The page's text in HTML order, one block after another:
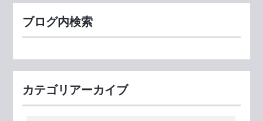
ブログ内検索
カテゴリアーカイブ